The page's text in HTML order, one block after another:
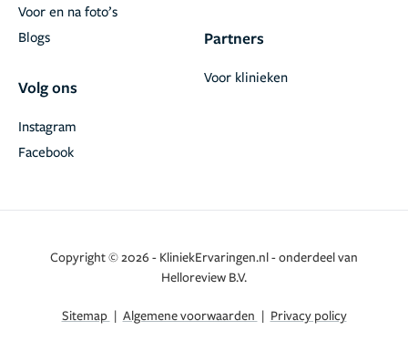
Voor en na foto’s
Blogs
Volg ons
Facebook
Instagram
Partners
Voor klinieken
Copyright © 2026 - KliniekErvaringen.nl - onderdeel van
Helloreview B.V.
Sitemap | Algemene voorwaarden | Privacy policy